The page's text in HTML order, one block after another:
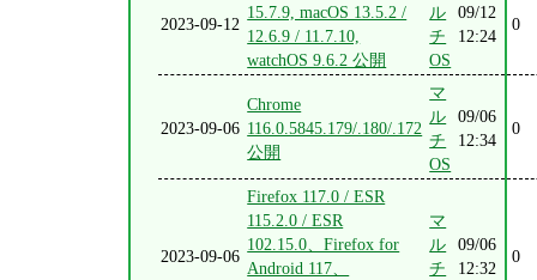
2023-09-12
15.7.9, macOS 13.5.2 /
12.6.9 / 11.7.10,
watchOS 9.6.2 公開
ル
チ
OS
09/12
12:24
0
2023-09-06
Chrome
116.0.5845.179/.180/.172
公開
マ
ル
チ
OS
09/06
12:34
0
2023-09-06
Firefox 117.0 / ESR
115.2.0 / ESR
102.15.0、Firefox for
Android 117、
マ
ル
チ
09/06
12:32
0